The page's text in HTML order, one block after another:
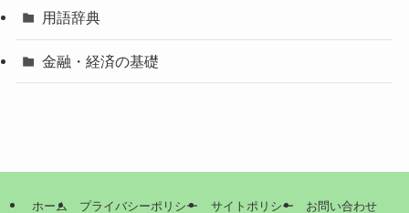
用語辞典
金融・経済の基礎
ホーム プライバシーポリシー サイトポリシー お問い合わせ